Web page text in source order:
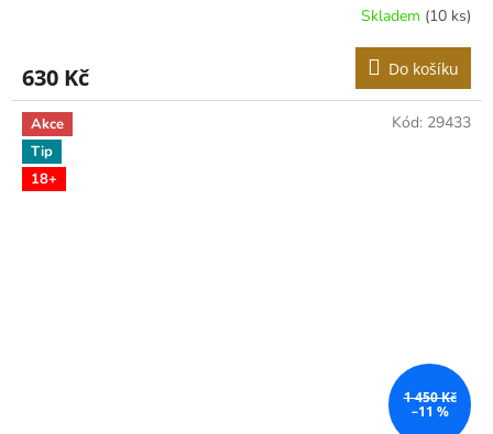
Skladem (10 ks)
630 Kč Do košíku
Akce
Tip
18+
1 450 Kč
–11 %
Kód: 29433